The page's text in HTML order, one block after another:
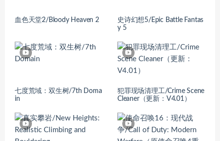
血色天堂2/Bloody Heaven 2
史诗幻想5/Epic Battle Fantas
y 5
七度荒域：双生树/7th Doma
in
犯罪现场清理工/Crime Scene
Cleaner（更新：V4.01）